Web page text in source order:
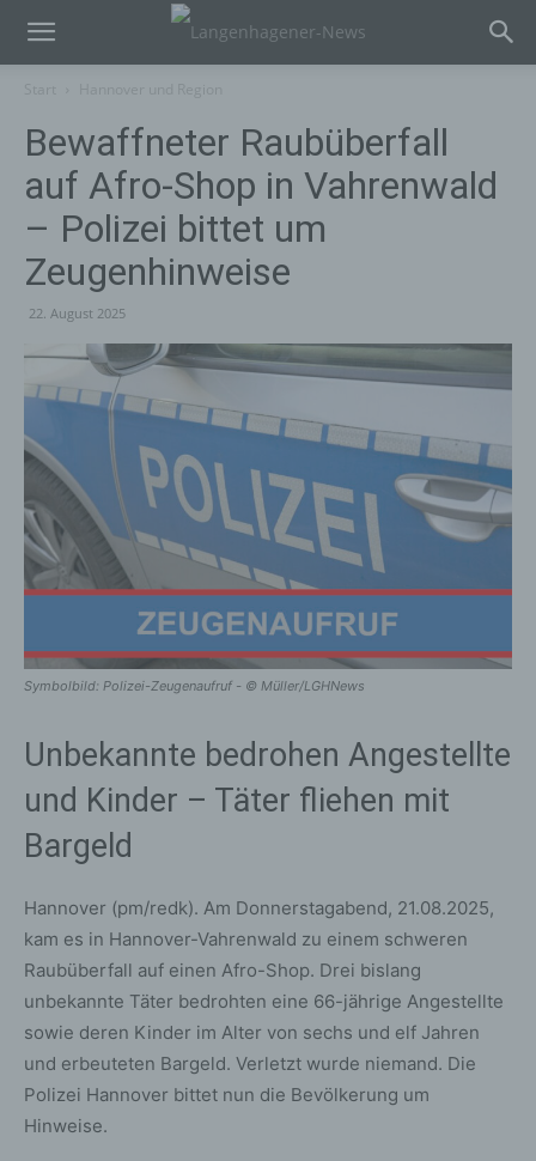
Bewaffneter Raubüberfall
auf Afro-Shop in Vahrenwald
– Polizei bittet um
Zeugenhinweise
22. August 2025
Symbolbild: Polizei-Zeugenaufruf - © Müller/LGHNews
Unbekannte bedrohen Angestellte
und Kinder – Täter fliehen mit
Bargeld
Hannover (pm/redk). Am Donnerstagabend, 21.08.2025,
kam es in Hannover-Vahrenwald zu einem schweren
Raubüberfall auf einen Afro-Shop. Drei bislang
unbekannte Täter bedrohten eine 66-jährige Angestellte
sowie deren Kinder im Alter von sechs und elf Jahren
und erbeuteten Bargeld. Verletzt wurde niemand. Die
Polizei Hannover bittet nun die Bevölkerung um
Hinweise.